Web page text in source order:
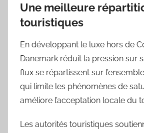
Une meilleure
touristiques
En développant le luxe hors de
Danemark réduit la pression sur
flux se répartissent sur
qui limite les phénomènes de
améliore l’acceptation locale du
Les autorités touristiques